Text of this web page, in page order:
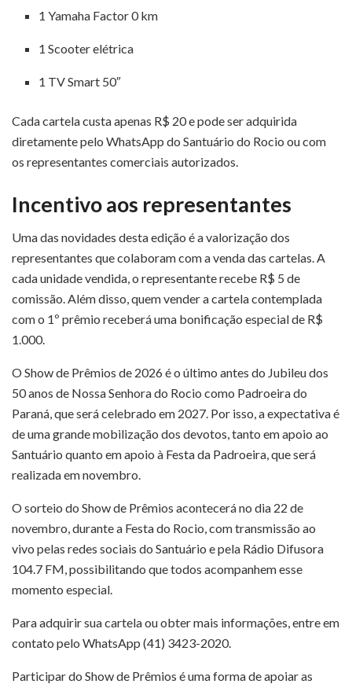
1 Yamaha Factor 0 km
1 Scooter elétrica
1 TV Smart 50″
Cada cartela custa apenas R$ 20 e pode ser adquirida
diretamente pelo WhatsApp do Santuário do Rocio ou com
os representantes comerciais autorizados.
Incentivo aos representantes
Uma das novidades desta edição é a valorização dos
representantes que colaboram com a venda das cartelas. A
cada unidade vendida, o representante recebe R$ 5 de
comissão. Além disso, quem vender a cartela contemplada
com o 1º prêmio receberá uma bonificação especial de R$
1.000.
O Show de Prêmios de 2026 é o último antes do Jubileu dos
50 anos de Nossa Senhora do Rocio como Padroeira do
Paraná, que será celebrado em 2027. Por isso, a expectativa é
de uma grande mobilização dos devotos, tanto em apoio ao
Santuário quanto em apoio à Festa da Padroeira, que será
realizada em novembro.
O sorteio do Show de Prêmios acontecerá no dia 22 de
novembro, durante a Festa do Rocio, com transmissão ao
vivo pelas redes sociais do Santuário e pela Rádio Difusora
104.7 FM, possibilitando que todos acompanhem esse
momento especial.
Para adquirir sua cartela ou obter mais informações, entre em
contato pelo WhatsApp (41) 3423-2020.
Participar do Show de Prêmios é uma forma de apoiar as